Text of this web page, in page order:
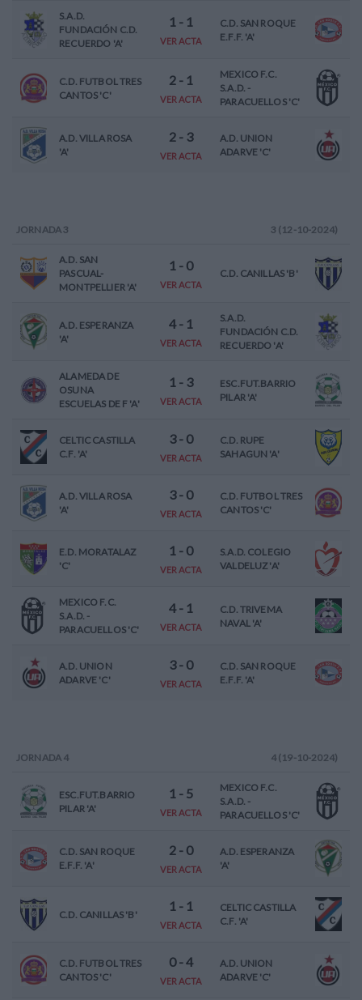
S.A.D.
FUNDACIÓN C.D.
RECUERDO 'A'
1 - 1
VER ACTA
C.D. SAN ROQUE
E.F.F. 'A'
C.D. FUTBOL TRES
CANTOS 'C'
2- 1
VER ACTA
MEXICO F.C.
S.A.D. -
PARACUELLOS 'C'
A.D. VILLA ROSA
'A'
2- 3
VER ACTA
A.D. UNION
ADARVE 'C'
JORNADA 3 3 (12-10-2024)
A.D. SAN
PASCUAL-
MONTPELLIER 'A'
1 - 0
VER ACTA
C.D. CANILLAS 'B'
A.D. ESPERANZA
'A'
4- 1
VER ACTA
S.A.D.
FUNDACIÓN C.D.
RECUERDO 'A'
ALAMEDA DE
OSUNA
ESCUELAS DE F 'A'
1 - 3
VER ACTA
ESC.FUT.BARRIO
PILAR 'A'
CELTIC CASTILLA
C.F. 'A'
3- 0
VER ACTA
C.D. RUPE
SAHAGUN 'A'
A.D. VILLA ROSA
'A'
3- 0
VER ACTA
C.D. FUTBOL TRES
CANTOS 'C'
E.D. MORATALAZ
'C'
1- 0
VER ACTA
S.A.D. COLEGIO
VALDELUZ 'A'
MEXICO F.C.
S.A.D. -
PARACUELLOS 'C'
4- 1
VER ACTA
C.D. TRIVEMA
NAVAL 'A'
A.D. UNION
ADARVE 'C'
3- 0
VER ACTA
C.D. SAN ROQUE
E.F.F. 'A'
JORNADA 4 4 (19-10-2024)
ESC.FUT.BARRIO
PILAR 'A'
1 - 5
VER ACTA
MEXICO F.C.
S.A.D. -
PARACUELLOS 'C'
C.D. SAN ROQUE
E.F.F. 'A'
2- 0
VER ACTA
A.D. ESPERANZA
'A'
C.D. CANILLAS 'B'
1- 1
VER ACTA
CELTIC CASTILLA
C.F. 'A'
C.D. FUTBOL TRES
CANTOS 'C'
0-4
VER ACTA
A.D. UNION
ADARVE 'C'